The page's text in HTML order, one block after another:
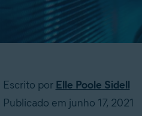
Escrito por Elle Poole Sidell
Publicado em junho 17, 2021